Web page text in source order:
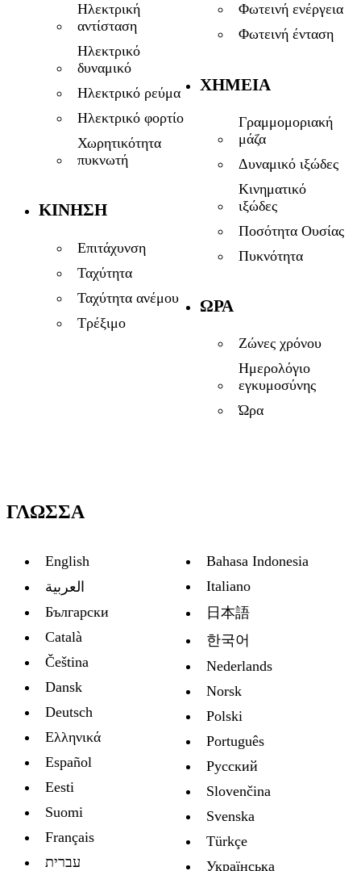
Ηλεκτρική
αντίσταση
Ηλεκτρικό
δυναμικό
Ηλεκτρικό ρεύμα
Ηλεκτρικό φορτίο
Χωρητικότητα
πυκνωτή
ΚΊΝΗΣΗ
Επιτάχυνση
Ταχύτητα
Ταχύτητα ανέμου
Τρέξιμο
Φωτεινή ενέργεια
Φωτεινή ένταση
ΧΗΜΕΊΑ
Γραμμομοριακή
μάζα
Δυναμικό ιξώδες
Κινηματικό
ιξώδες
Ποσότητα Ουσίας
Πυκνότητα
ΏΡΑ
Ζώνες χρόνου
Ημερολόγιο
εγκυμοσύνης
Ώρα
ΓΛΏΣΣΑ
English
العربية
Български
Català
Čeština
Dansk
Deutsch
Ελληνικά
Español
Eesti
Suomi
Français
עברית
Bahasa Indonesia
Italiano
日本語
한국어
Nederlands
Norsk
Polski
Português
Русский
Slovenčina
Svenska
Türkçe
Украïнська